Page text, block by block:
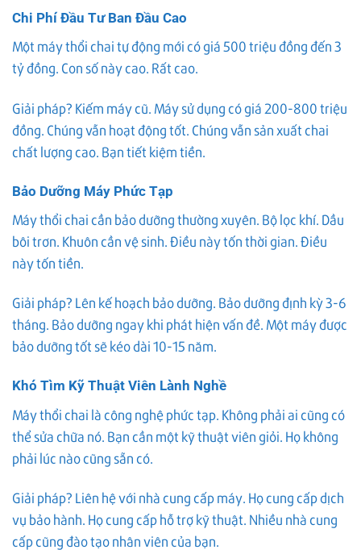
Chi Phí Đầu Tư Ban Đầu Cao
Một máy thổi chai tự động mới có giá 500 triệu đồng đến 3
tỷ đồng. Con số này cao. Rất cao.
Giải pháp? Kiếm máy cũ. Máy sử dụng có giá 200-800 triệu
đồng. Chúng vẫn hoạt động tốt. Chúng vẫn sản xuất chai
chất lượng cao. Bạn tiết kiệm tiền.
Bảo Dưỡng Máy Phức Tạp
Máy thổi chai cần bảo dưỡng thường xuyên. Bộ lọc khí. Dầu
bôi trơn. Khuôn cần vệ sinh. Điều này tốn thời gian. Điều
này tốn tiền.
Giải pháp? Lên kế hoạch bảo dưỡng. Bảo dưỡng định kỳ 3-6
tháng. Bảo dưỡng ngay khi phát hiện vấn đề. Một máy được
bảo dưỡng tốt sẽ kéo dài 10-15 năm.
Khó Tìm Kỹ Thuật Viên Lành Nghề
Máy thổi chai là công nghệ phức tạp. Không phải ai cũng có
thể sửa chữa nó. Bạn cần một kỹ thuật viên giỏi. Họ không
phải lúc nào cũng sẵn có.
Giải pháp? Liên hệ với nhà cung cấp máy. Họ cung cấp dịch
vụ bảo hành. Họ cung cấp hỗ trợ kỹ thuật. Nhiều nhà cung
cấp cũng đào tạo nhân viên của bạn.